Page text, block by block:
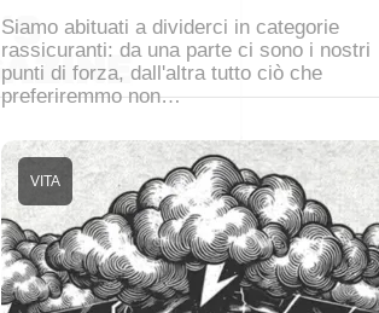
Siamo abituati a dividerci in categorie
rassicuranti: da una parte ci sono i nostri
punti di forza, dall'altra tutto ciò che
preferiremmo non…
VITA